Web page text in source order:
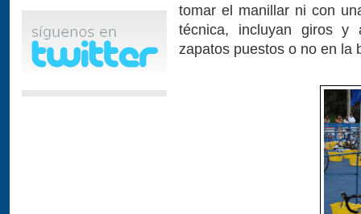
tomar el manillar ni con
técnica, incluyan giros y
zapatos puestos o no en la